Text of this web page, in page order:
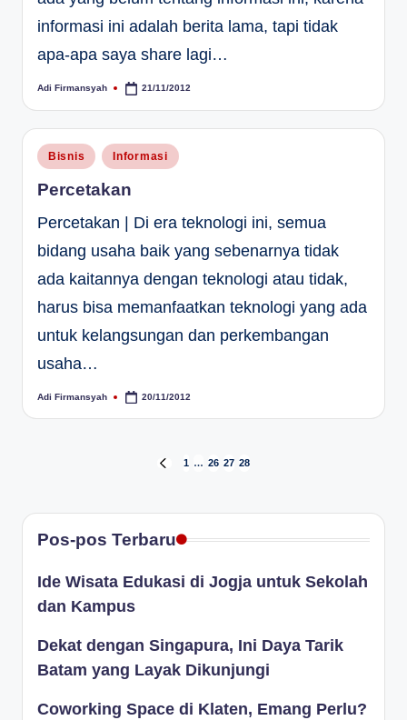
informasi ini adalah berita lama, tapi tidak
apa-apa saya share lagi…
Posted
Adi Firmansyah 21/11/2012
Posted
in
Bisnis Informasi
Percetakan
Percetakan | Di era teknologi ini, semua
bidang usaha baik yang sebenarnya tidak
ada kaitannya dengan teknologi atau tidak,
harus bisa memanfaatkan teknologi yang ada
untuk kelangsungan dan perkembangan
usaha…
Posted
Adi Firmansyah 20/11/2012
PREVIOUS
1 … 26 27 28
Pos-pos Terbaru
Ide Wisata Edukasi di Jogja untuk Sekolah
dan Kampus
Dekat dengan Singapura, Ini Daya Tarik
Batam yang Layak Dikunjungi
Coworking Space di Klaten, Emang Perlu?